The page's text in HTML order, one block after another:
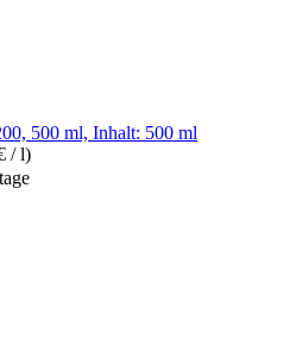
500 ml, Inhalt: 500 ml
/ l)